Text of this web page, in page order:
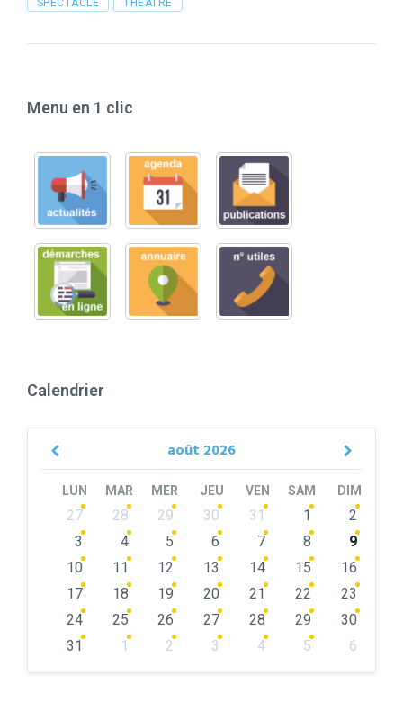
Menu en 1 clic
Calendrier
août 2026
Previous
LUN MAR MER JEU VEN SAM DIM
Skip
calendar
27 28 29 30 31 1
2
3
4 5 6 7 8
9
10
11 12 13 14 15
16
17
18 19 20 21 22
23
24
25 26 27 28 29
30
31
1 2 3 4 5
6